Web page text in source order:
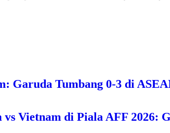
Garuda Tumbang 0-3 di
vs Vietnam di Piala AFF